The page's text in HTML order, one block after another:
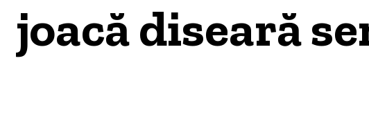
joacă diseară